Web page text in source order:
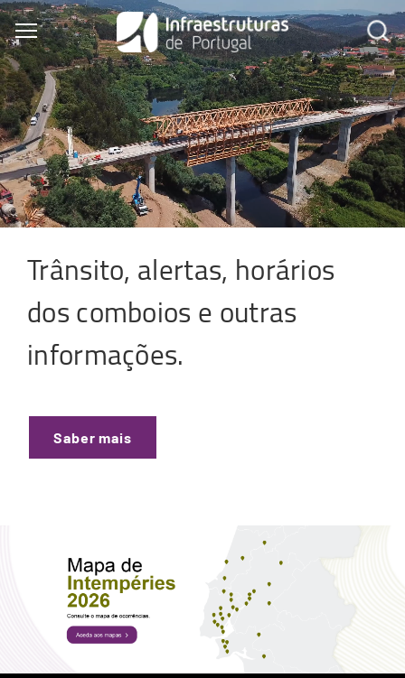
Skip
to
main
content
Toggle main menu visibility
Trânsito, alertas, horários
dos comboios e outras
informações.
Saber mais